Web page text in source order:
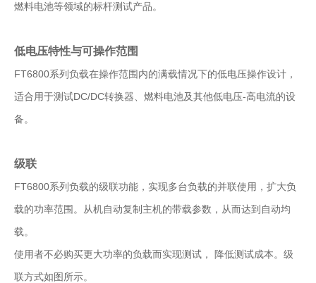
燃料电池等领域的标杆测试产品。
低电压特性与可操作范围
FT6800系列负载在操作范围内的满载情况下的低电压操作设计，
适合用于测试DC/DC转换器、燃料电池及其他低电压-高电流的设
备。
级联
FT6800系列负载的级联功能，实现多台负载的并联使用，扩大负
载的功率范围。从机自动复制主机的带载参数，从而达到自动均
载。
使用者不必购买更大功率的负载而实现测试， 降低测试成本。级
联方式如图所示。